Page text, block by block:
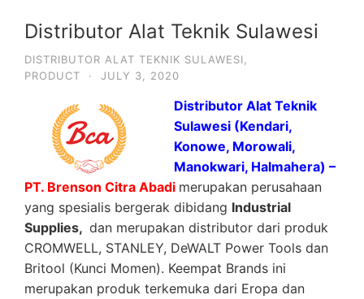
Distributor Alat Teknik Sulawesi
DISTRIBUTOR ALAT TEKNIK SULAWESI
PRODUCT
· JULY 3, 2020
Distributor Alat Teknik
Sulawesi (Kendari,
Konowe, Morowali,
Manokwari, Halmahera) –
PT. Brenson Citra Abadi merupakan perusahaan
yang spesialis bergerak dibidang Industrial
Supplies, dan merupakan distributor dari produk
CROMWELL, STANLEY, DeWALT Power Tools dan
Britool (Kunci Momen). Keempat Brands ini
merupakan produk terkemuka dari Eropa dan